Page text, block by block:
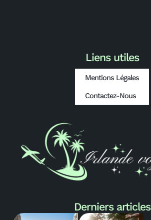
Liens utiles
Mentions Légales
Contactez-Nous
Derniers articles